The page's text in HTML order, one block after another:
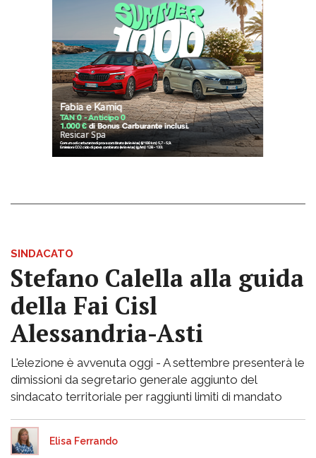
SINDACATO
Stefano Calella alla guida
della Fai Cisl
Alessandria-Asti
L'elezione è avvenuta oggi - A settembre presenterà le
dimissioni da segretario generale aggiunto del
sindacato territoriale per raggiunti limiti di mandato
Elisa Ferrando